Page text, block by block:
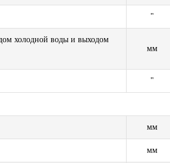
"
холодной воды и выходом
мм
"
мм
мм